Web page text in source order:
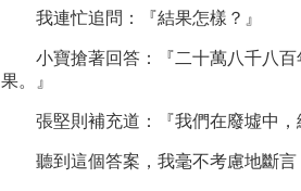
我連忙追問：『結果怎樣？』
小寶搶著回答：『二十萬八千八百
果。』
張堅則補充道：『我們在廢墟中，
聽到這個答案，我毫不考慮地斷言